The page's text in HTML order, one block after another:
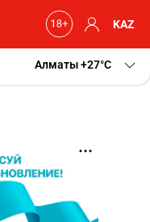
KAZ
Алматы+27 C